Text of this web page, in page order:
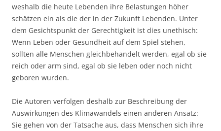
weshalb die heute Lebenden ihre Belastungen höher
schätzen ein als die der in der Zukunft Lebenden. Unter
dem Gesichtspunkt der Gerechtigkeit ist dies unethisch:
Wenn Leben oder Gesundheit auf dem Spiel stehen,
sollten alle Menschen gleichbehandelt werden, egal ob sie
reich oder arm sind, egal ob sie leben oder noch nicht
geboren wurden.
Die Autoren verfolgen deshalb zur Beschreibung der
Auswirkungen des Klimawandels einen anderen Ansatz:
Sie gehen von der Tatsache aus, dass Menschen sich ihre